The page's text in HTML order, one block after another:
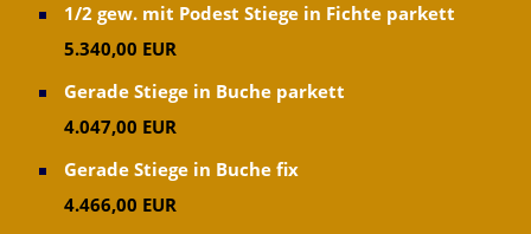
Holztreppen - Holzboden - Holztreppe - Parkettboden
und noch vieles mehr !
Als Bauherr einer Renovierung - Sanierung -
Altbausanierung - Neubau - Altbau oder Investoren
sollten ebenso Schnelligkeit und günstige aber am
wichtigsten die Qualität stimmen!
1/2 gew. mit Podest Stiege in Fichte parkett
5.340,00 EUR
Gerade Stiege in Buche parkett
4.047,00 EUR
Gerade Stiege in Buche fix
4.466,00 EUR